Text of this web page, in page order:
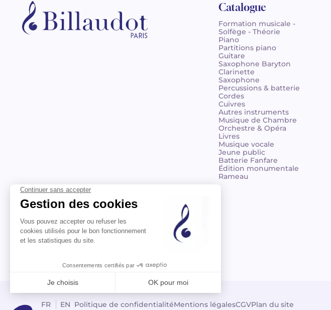
Catalogue
Formation musicale -
Solfège - Théorie
Piano
Partitions piano
Guitare
Saxophone Baryton
Clarinette
Saxophone
Percussions & batterie
Cordes
Cuivres
Autres instruments
Musique de Chambre
Orchestre & Opéra
Livres
Musique vocale
Jeune public
Batterie Fanfare
Édition monumentale
Rameau
FR EN Politique de confidentialitéMentions légalesCGVPlan du site
© 2026 Billaudot Paris. Tous droits réservés